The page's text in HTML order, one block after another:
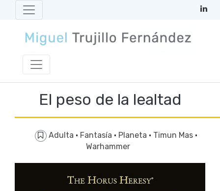
El peso de la lealtad
Adulta · Fantasía · Planeta · Timun Mas ·
Warhammer